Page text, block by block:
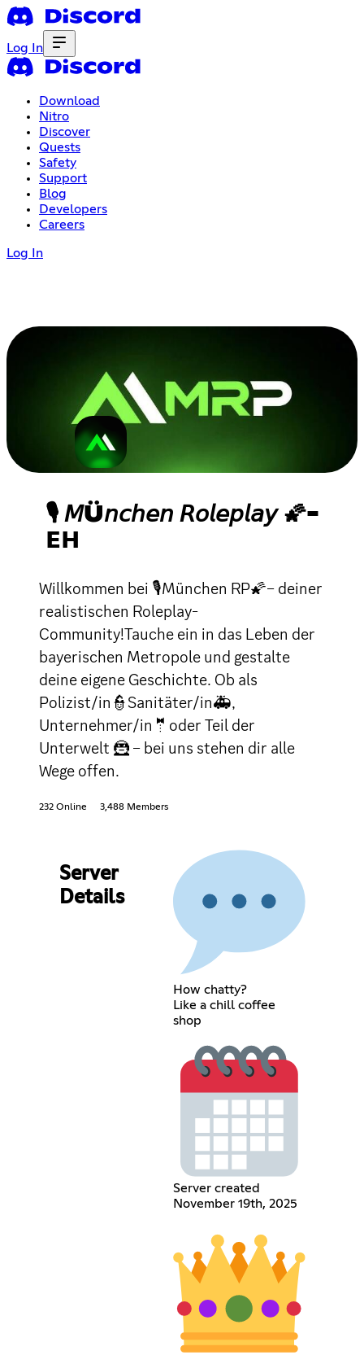
Log In
Download
Nitro
Discover
Quests
Safety
Support
Blog
Developers
Careers
Log In
🎙 𝘔Ü𝘯𝘤𝘩𝘦𝘯 𝘙𝘰𝘭𝘦𝘱𝘭𝘢𝘺 🌠-
𝗘𝗛
Willkommen bei 🎙München RP🌠– deiner
realistischen Roleplay-
Community!Tauche ein in das Leben der
bayerischen Metropole und gestalte
deine eigene Geschichte. Ob als
Polizist/in👮Sanitäter/in🚑,
Unternehmer/in🤵oder Teil der
Unterwelt 🦹 – bei uns stehen dir alle
Wege offen.
232 Online 3,488 Members
Server
Details
How chatty?
Like a chill coffee
shop
Server created
November 19th, 2025